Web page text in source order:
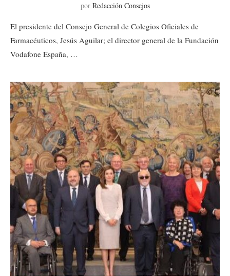
por Redacción Consejos
El presidente del Consejo General de Colegios Oficiales de
Farmacéuticos, Jesús Aguilar; el director general de la Fundación
Vodafone España, …